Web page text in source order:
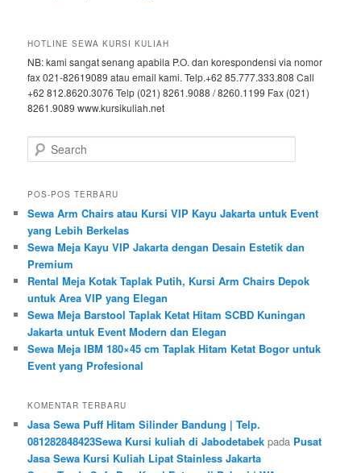
HOTLINE SEWA KURSI KULIAH
NB: kami sangat senang apabila P.O. dan korespondensi via nomor
fax 021-82619089 atau email kami. Telp.+62 85.777.333.808 Call
+62 812.8620.3076 Telp (021) 8261.9088 / 8260.1199 Fax (021)
8261.9089 www.kursikuliah.net
Search
POS-POS TERBARU
Sewa Arm Chairs atau Kursi VIP Kayu Jakarta untuk Event
yang Lebih Berkelas
Sewa Meja Kayu VIP Jakarta dengan Desain Estetik dan
Premium
Rental Meja Kotak Taplak Putih, Kursi Arm Chairs Depok
untuk Area VIP yang Elegan
Sewa Meja Barstool Taplak Ketat Hitam SCBD Kuningan
Jakarta untuk Event Modern dan Elegan
Sewa Meja IBM 180×45 cm Taplak Hitam Ketat Bogor untuk
Event yang Profesional
KOMENTAR TERBARU
Jasa Sewa Puff Hitam Silinder Bandung | Telp.
081282848423Sewa Kursi kuliah di Jabodetabek pada Pusat
Jasa Sewa Kursi Kuliah Lipat Stainless Jakarta